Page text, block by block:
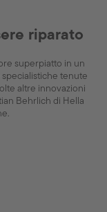
riparato
superpiatto in un
tenute
altre innovazioni
Behrlich di Hella